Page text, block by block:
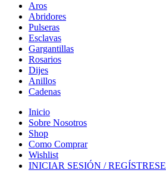
Aros
Abridores
Pulseras
Esclavas
Gargantillas
Rosarios
Dijes
Anillos
Cadenas
Inicio
Sobre Nosotros
Shop
Como Comprar
Wishlist
INICIAR SESIÓN / REGÍSTRESE